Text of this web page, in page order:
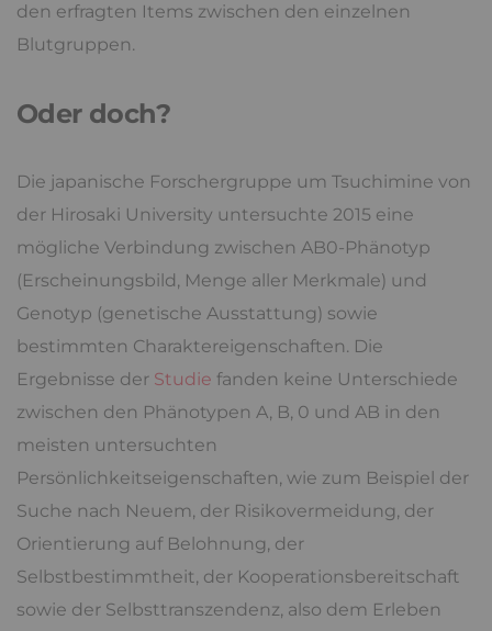
den erfragten Items zwischen den einzelnen
Blutgruppen.
Oder doch?
Die japanische Forschergruppe um Tsuchimine von
der Hirosaki University untersuchte 2015 eine
mögliche Verbindung zwischen AB0-Phänotyp
(Erscheinungsbild, Menge aller Merkmale) und
Genotyp (genetische Ausstattung) sowie
bestimmten Charaktereigenschaften. Die
Ergebnisse der Studie fanden keine Unterschiede
zwischen den Phänotypen A, B, 0 und AB in den
meisten untersuchten
Persönlichkeitseigenschaften, wie zum Beispiel der
Suche nach Neuem, der Risikovermeidung, der
Orientierung auf Belohnung, der
Selbstbestimmtheit, der Kooperationsbereitschaft
sowie der Selbsttranszendenz, also dem Erleben